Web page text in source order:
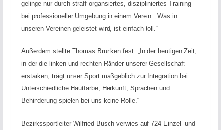
gelinge nur durch straff organsiertes, diszipliniertes Training
bei professioneller Umgebung in einem Verein. „Was in
unseren Vereinen geleistet wird, ist einfach toll.“
Außerdem stellte Thomas Brunken fest: „In der heutigen Zeit,
in der die linken und rechten Ränder unserer Gesellschaft
erstarken, trägt unser Sport maßgeblich zur Integration bei.
Unterschiedliche Hautfarbe, Herkunft, Sprachen und
Behinderung spielen bei uns keine Rolle.“
Bezirkssportleiter Wilfried Busch verwies auf 724 Einzel- und